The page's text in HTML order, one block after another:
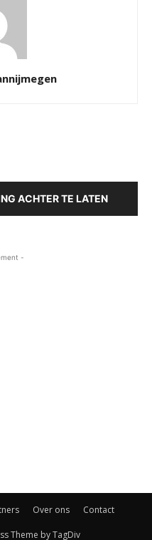
ACHTER TE LATEN
-
Over ons Contact
Theme by TagDiv